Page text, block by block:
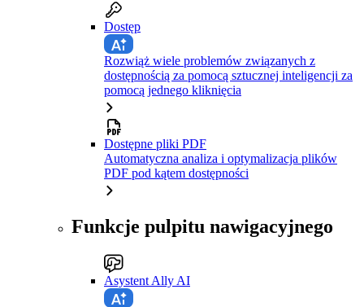
Dostęp
Rozwiąż wiele problemów związanych z
dostępnością za pomocą sztucznej inteligencji za
pomocą jednego kliknięcia
Dostępne pliki PDF
Automatyczna analiza i optymalizacja plików
PDF pod kątem dostępności
Funkcje pulpitu nawigacyjnego
Asystent Ally AI